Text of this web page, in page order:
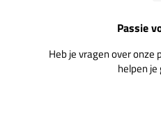
Passie
Heb je vragen over onze
helpen je